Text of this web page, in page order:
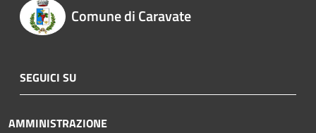
Comune di Caravate
SEGUICI SU
AMMINISTRAZIONE